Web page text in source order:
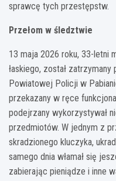
sprawcę tych przestępstw.
Przełom w śledztwie
13 maja 2026 roku, 33-letni
łaskiego, został
Powiatowej Policji w
przekazany w ręce
podejrzany wykorzystywał
przedmiotów. W jednym z
skradzionego kluczyka,
samego dnia włamał się
zabierając pieniądze i inne